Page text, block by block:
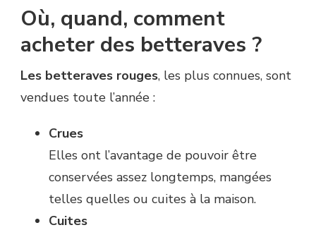
Où, quand, comment
acheter des betteraves ?
Les betteraves rouges, les plus connues, sont
vendues toute l’année :
Crues
Elles ont l’avantage de pouvoir être
conservées assez longtemps, mangées
telles quelles ou cuites à la maison.
Cuites